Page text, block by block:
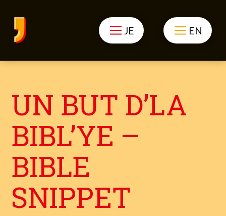
JE EN
UN BUT D’LA
BIBL’YE –
BIBLE
SNIPPET